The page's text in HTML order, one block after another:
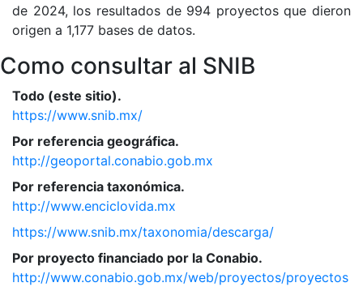
de 2024, los resultados de 994 proyectos que dieron
origen a 1,177 bases de datos.
Como consultar al SNIB
Todo (este sitio).
https://www.snib.mx/
Por referencia geográfica.
http://geoportal.conabio.gob.mx
Por referencia taxonómica.
http://www.enciclovida.mx
https://www.snib.mx/taxonomia/descarga/
Por proyecto financiado por la Conabio.
http://www.conabio.gob.mx/web/proyectos/proyectos